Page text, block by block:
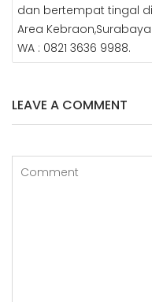
dan bertempat tingal di
Area
WA : 0821 3636 9988.
LEAVE A COMMENT